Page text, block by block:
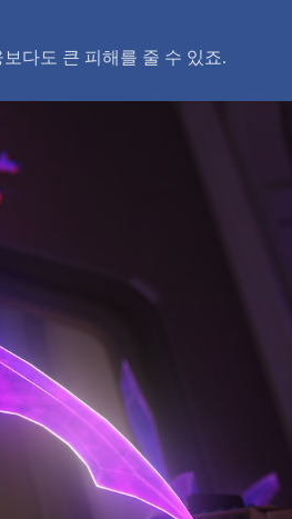
다도 큰 피해를 줄 수 있죠.